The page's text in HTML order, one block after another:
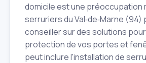
domicile est une préoccupation
serruriers du Val‑de‑Marne
conseiller sur des solutions
protection de vos portes et
peut inclure l'installation de